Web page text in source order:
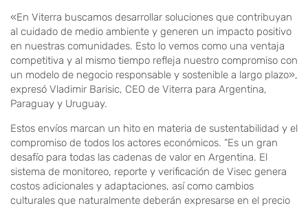
«En Viterra buscamos desarrollar soluciones que contribuyan
al cuidado de medio ambiente y generen un impacto positivo
en nuestras comunidades. Esto lo vemos como una ventaja
competitiva y al mismo tiempo refleja nuestro compromiso con
un modelo de negocio responsable y sostenible a largo plazo»,
expresó Vladimir Barisic, CEO de Viterra para Argentina,
Paraguay y Uruguay.
Estos envíos marcan un hito en materia de sustentabilidad y el
compromiso de todos los actores económicos. “Es un gran
desafío para todas las cadenas de valor en Argentina. El
sistema de monitoreo, reporte y verificación de Visec genera
costos adicionales y adaptaciones, así como cambios
culturales que naturalmente deberán expresarse en el precio